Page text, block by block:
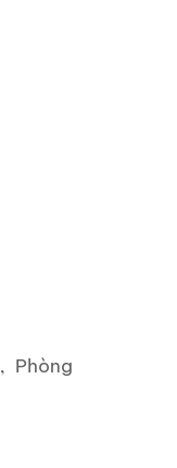
, Phòng